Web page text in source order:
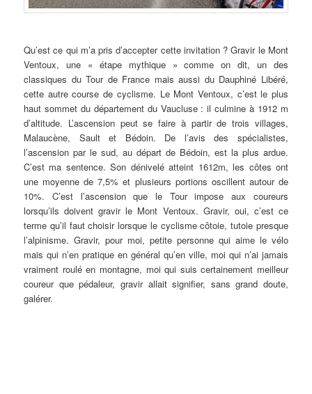
Qu’est ce qui m’a pris d’accepter cette invitation ? Gravir le Mont
Ventoux, une « étape mythique » comme on dit, un des
classiques du Tour de France mais aussi du Dauphiné Libéré,
cette autre course de cyclisme. Le Mont Ventoux, c’est le plus
haut sommet du département du Vaucluse : il culmine à 1912 m
d’altitude. L’ascension peut se faire à partir de trois villages,
Malaucène, Sault et Bédoin. De l’avis des spécialistes,
l’ascension par le sud, au départ de Bédoin, est la plus ardue.
C’est ma sentence. Son dénivelé atteint 1612m, les côtes ont
une moyenne de 7,5% et plusieurs portions oscillent autour de
10%. C’est l’ascension que le Tour impose aux coureurs
lorsqu’ils doivent gravir le Mont Ventoux. Gravir, oui, c’est ce
terme qu’il faut choisir lorsque le cyclisme côtoie, tutoie presque
l’alpinisme. Gravir, pour moi, petite personne qui aime le vélo
mais qui n’en pratique en général qu’en ville, moi qui n’ai jamais
vraiment roulé en montagne, moi qui suis certainement meilleur
coureur que pédaleur, gravir allait signifier, sans grand doute,
galérer.